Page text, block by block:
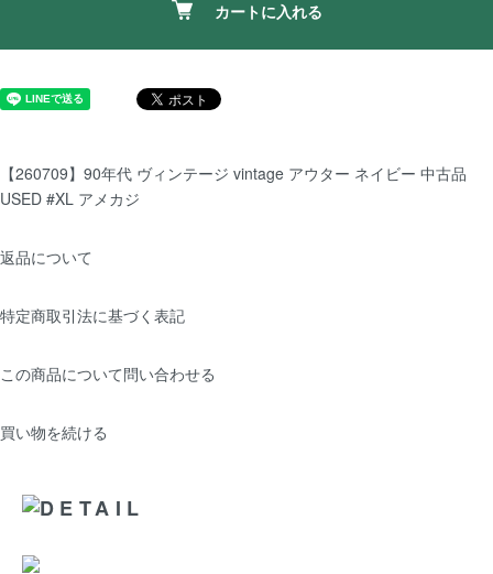
カートに入れる
【260709】90年代 ヴィンテージ vintage アウター ネイビー 中古品
USED #XL アメカジ
返品について
特定商取引法に基づく表記
この商品について問い合わせる
買い物を続ける